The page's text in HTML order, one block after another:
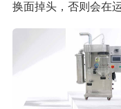
换面掉头，否则会在